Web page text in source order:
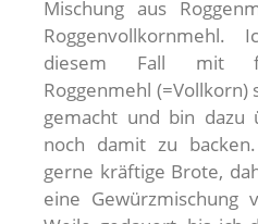
Mischung aus
diesem Fall mit
Roggenmehl
gemacht und bin dazu
noch damit zu
gerne kräftige Brote,
eine Gewürzmischung